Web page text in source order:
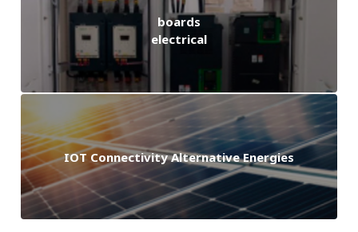
boards
electrical
IOT Connectivity Alternative Energies